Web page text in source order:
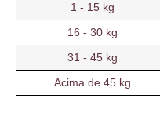
1 - 15 kg
16 - 30 kg
31 - 45 kg
Acima de 45 kg